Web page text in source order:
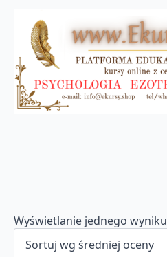
Wyświetlanie jednego wyniku